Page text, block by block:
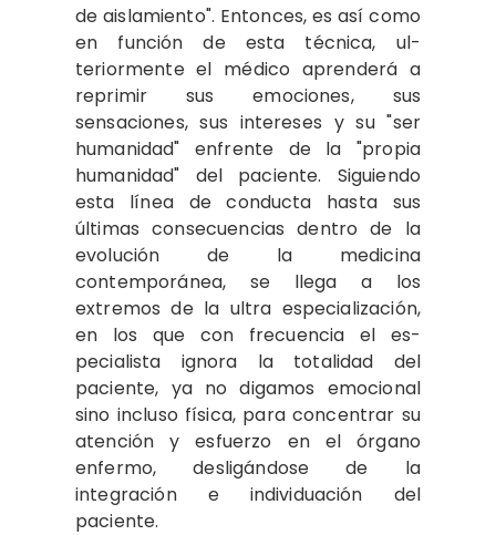
de aislamiento". Entonces, es así como
en función de esta técnica, ul­
teriormente el médico aprenderá a
reprimir sus emociones, sus
sensaciones, sus in­tereses y su "ser
humanidad" enfrente de la "propia
humanidad" del paciente. Si­guiendo
esta línea de conducta hasta sus
últimas consecuencias dentro de la
evo­lución de la medicina
contemporánea, se llega a los
extremos de la ultra especia­lización,
en los que con frecuencia el es­
pecialista ignora la totalidad del
pacien­te, ya no digamos emocional
sino incluso física, para concentrar su
atención y es­fuerzo en el órgano
enfermo, desligándo­se de la
integración e individuación del
paciente.